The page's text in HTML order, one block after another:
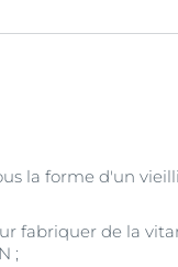
la forme d'un
fabriquer de la
;